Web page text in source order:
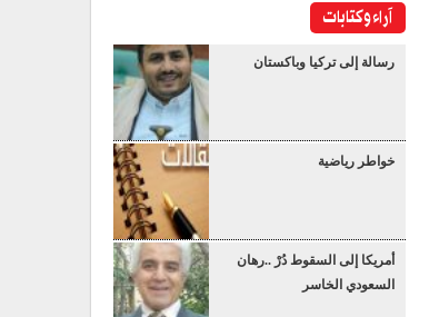
آراء وكتابات
رسالة إلى تركيا وباكستان
خواطر رياضية
أمريكا إلى السقوط دُرْ ..رهان
السعودي الخاسر